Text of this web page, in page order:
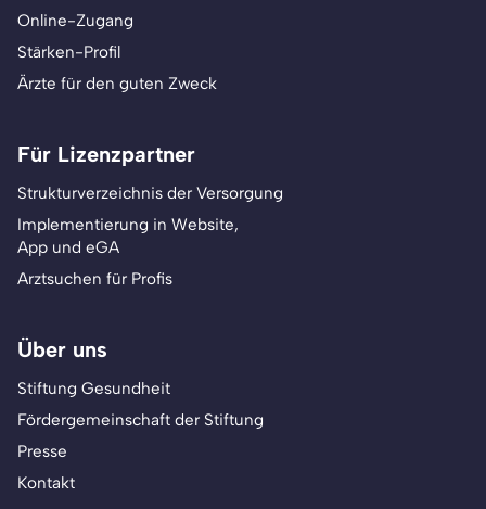
Online-Zugang
Stärken-Profil
Ärzte für den guten Zweck
Für Lizenzpartner
Strukturverzeichnis der Versorgung
Implementierung in Website,
App und eGA
Arztsuchen für Profis
Über uns
Stiftung Gesundheit
Fördergemeinschaft der Stiftung
Presse
Kontakt